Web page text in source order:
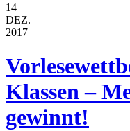
14
DEZ.
2017
Klassen –
gewinnt!